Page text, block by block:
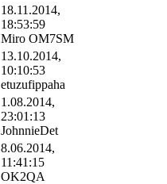
18.11.2014,
18:53:59
Miro OM7SM
13.10.2014,
10:10:53
etuzufippaha
1.08.2014,
23:01:13
JohnnieDet
8.06.2014,
11:41:15
OK2QA